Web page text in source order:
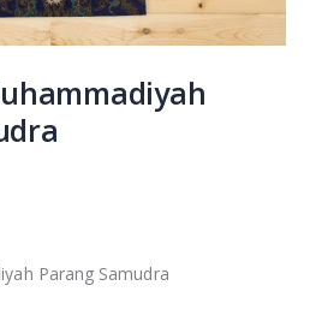
Parang Samudra
Putusan Tarjih
Muhammadiyah
Rp. 130.000
Rp. 60.000